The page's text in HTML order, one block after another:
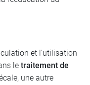
et l'utilisation
le traitement de
une autre